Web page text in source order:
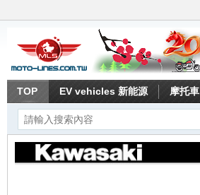
TOP EV vehicles 新能源 摩托車